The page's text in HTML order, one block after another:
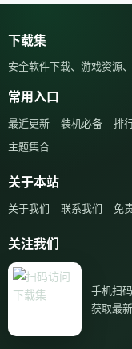
下载集
安全软件下载、游戏资源
常用入口
最近更新 装机必备
排
主题集合
关于本站
关于我们 联系我们 免
关注我们
手机扫
获取最